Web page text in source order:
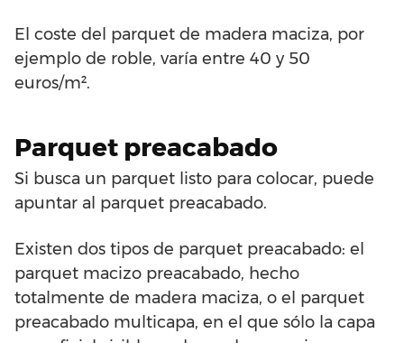
El coste del parquet de madera maciza, por
ejemplo de roble, varía entre 40 y 50
euros/m².
Parquet preacabado
Si busca un parquet listo para colocar, puede
apuntar al parquet preacabado.
Existen dos tipos de parquet preacabado: el
parquet macizo preacabado, hecho
totalmente de madera maciza, o el parquet
preacabado multicapa, en el que sólo la capa